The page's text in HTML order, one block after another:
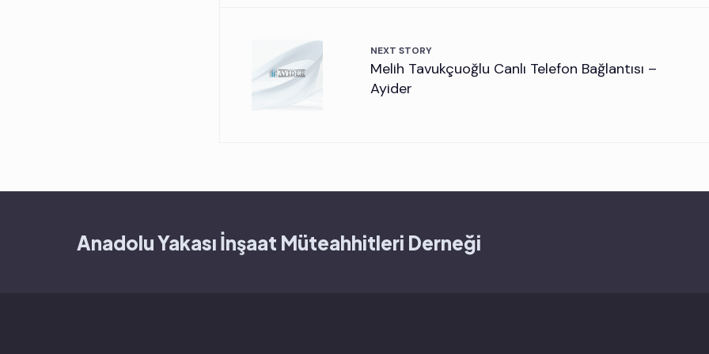
NEXT STORY
Melih Tavukçuoğlu Canlı Telefon Bağlantısı –
Ayider
Anadolu Yakası İnşaat Müteahhitleri Derneği